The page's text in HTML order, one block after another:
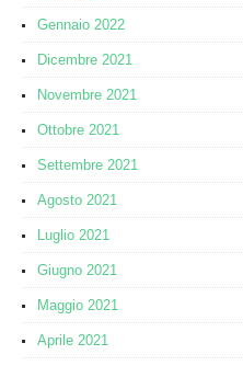
Gennaio 2022
Dicembre 2021
Novembre 2021
Ottobre 2021
Settembre 2021
Agosto 2021
Luglio 2021
Giugno 2021
Maggio 2021
Aprile 2021